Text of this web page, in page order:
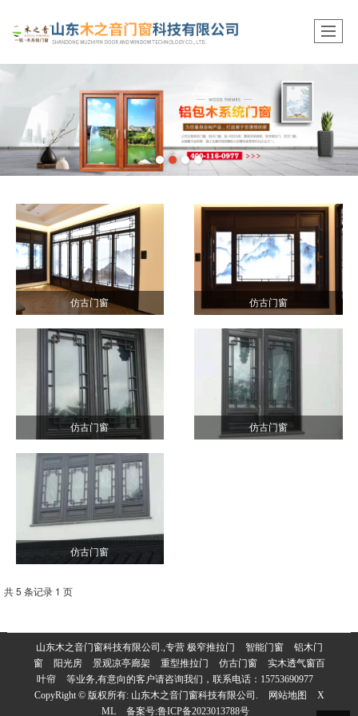
仿古门窗 仿古门窗
仿古门窗 仿古门窗
仿古门窗
共 5 条记录 1 页
山东木之音门窗科技有限公司.,专营 极窄推拉门 智能门窗
铝木门
窗
阳光房 景观凉亭廊架 重型推拉门 仿古门窗
实木透气窗百
叶帘
等业务,有意向的客户请咨询我们，联系电话： 15753690977
CopyRight © 版权所有: 山东木之音门窗科技有限公司. 网站地图
X
ML
备案号:鲁ICP备2023013788号